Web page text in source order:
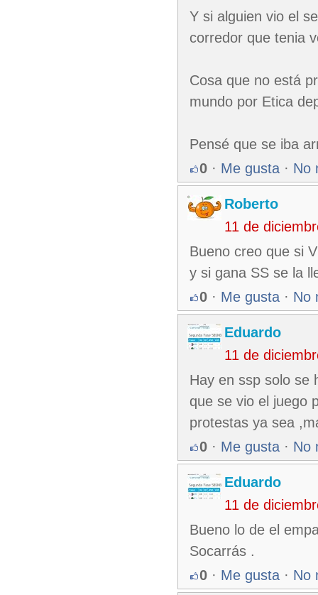
Y si alguien vio el
corredor que tenia
Cosa que no está
mundo por Etica
Pensé que se iba
0 · Me gusta · No
Roberto
11 de
Bueno creo que si
y si gana SS se la
0 · Me gusta · No
Eduardo
11 de
Hay en ssp solo se
que se vio el juego
protestas ya sea
0 · Me gusta · No
Eduardo
11 de
Bueno lo de el
Socarrás .
0 · Me gusta · No